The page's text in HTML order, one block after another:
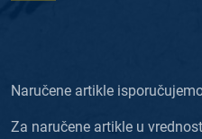
Naručene artikle
Za naručene artikle u